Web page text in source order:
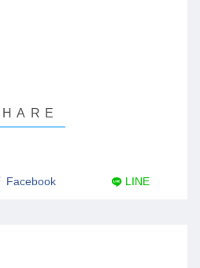
Facebook LINE